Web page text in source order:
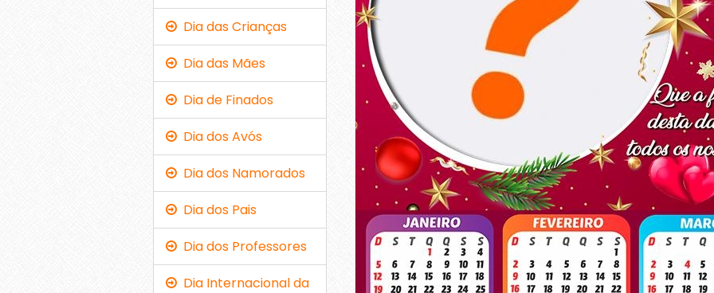
Dia das Crianças
Dia das Mães
Dia de Finados
Dia dos Avós
Dia dos Namorados
Dia dos Pais
Dia dos Professores
Dia Internacional da